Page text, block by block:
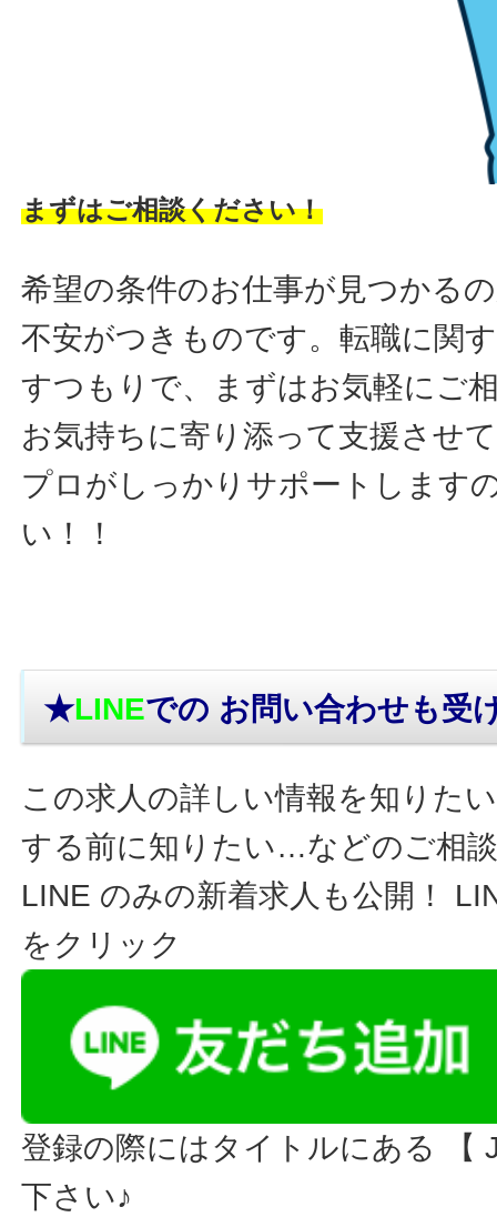
まずはご相談ください！
希望の条件のお仕事が見つかる
不安がつきものです。転職に関
すつもりで、まずはお気軽にご
お気持ちに寄り添って支援させ
プロがしっかりサポートします
い！！
★LINEでの お問い合わせも受
この求人の詳しい情報を知りた
する前に知りたい…などのご相
LINE のみの新着求人も公開！
をクリック
登録の際にはタイトルにある 【
下さい♪